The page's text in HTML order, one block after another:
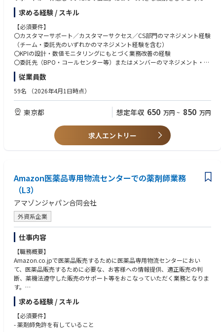
・役員宛郵便物の開封、展開
・手土産品、役員指定本の購入
・お礼状及び案内状の作成、出状
・役員車の運行管理（送迎時間の管理、運転手との調整）
・備品管理など
います。
実際に欧米のペット領域特化ECモールであるChewyは、愛犬・愛猫・お客
さまに寄り添ったカスタマーサポートを武器に、圧倒的な規模と利便性を
もつAmazonが強い市場の中で、創業8年でニューヨーク証券取引所に上
場を果たしました。
主さまと愛犬・愛猫にもっとも近い場所で「寄り添う」ことを大切にした
カスタマーサポートを心がけています。
■お客さまとの距離の近さ： お問い合わせ対応だけでなく、購入前のご相
談、一緒に暮らすワンちゃん・ネコちゃんの体調相談、「今日はうちの子
る犬友のような存在」を目指しています。
■多様なチャネルでの寄り添い： 電話・メール・チャットなど複数チャネ
スをお止めになる際には、お悔やみの言葉とともにお供えのお花（ソープ
フラワー）をお贈りし、「虹の橋登録」を行っています。一件ずつ、大切
に続けている当社らしい取り組みです。
■VOC（顧客の声）の起点： お客さまとペットにもっとも長く近く接する
部署として、対話から得た声を、数字だけでは捉えきれないインサイトと
して全社へ還元しています。
【業務内容】
CS部門を統括し、お客さまお一人おひとりの体験価値を高め、長くご愛顧
いただける関係づくりをリードいただく役割です。将来的にはCS部長への
就任を前提としたポジションです。
■CS部門のマネジメント： 社内CS部門の自社雇用メンバー（正社員・今
後採用予定のアルバイト等）と、委託先（BPO／コールセンター）の双方
のマネジメント・育成・品質向上、応答率・お客さま満足度・AHT（平均
処理時間）・対応効率などのKPI設計と運用
■オペレーションのAI変革： 生成AI（Claude等）を活用したお問い合わせ
対応・後処理・研修・レポーティングの自動化／高度化。お問い合わせが
求める経験 / スキル
【必須要件】
〇カスタマーサポート／カスタマーサクセス／CS部門のマネジメント経験
（チーム・委託先のいずれかのマネジメント経験を含む）
〇KPIの設計・数値モニタリングにもとづく業務改善の経験
〇委託先（BPO・コールセンター等）またはメンバーのマネジメント・育
成経験
〇部門を横断した合意形成・巻き込みの経験（当社はサプライチェーンが
長く、部門間連携が必須です）
向きな方
〇サブスクリプション／D2C／EC事業におけるCS・CRM・CXの経験
〇複数チャネル（自社EC・店頭など）が混在する顧客対応の設計・運用経
〇ブランドの世界観を体現する接客／お客さま体験を、理念から日常のコ
ミュニケーションまで一貫して設計・浸透させた経験
〇生成AI・自動化ツールを用いた業務プロセスの再設計・仕組み化の経験
〇経営会議・部門長会などでのレポーティング／事業数値を用いた説明経
験
〇ペットフード・食品・ヘルスケアなど、購入する人と実際に使う人が異
なる商材のお客さま対応経験
〇業務・プライベートを問わず日常的に生成AIを活用し、生産性・クリエ
イティビティ向上を実践されている方
【求める人物像】
〇お客さま体験に誠実に向き合いつつ、事業・数字の視点で意思決定でき
る方
り変えていくことに面白さを感じる方
〇当社のミッションに共感し、当事者意識を持って組織を前に進められる
方
従業員数
59名 （2026年4月1日時点）
東京都 想定年収 650 万円 ~ 850 万円
求人エントリー
Amazon医薬品専用物流センターでの薬剤師業務
（L3）
アマゾンジャパン合同会社
外資系企業
仕事内容
【職務概要】
Amazon.co.jpで医薬品販売するために医薬品専用物流センターにおい
て、医薬品販売するために必要な、お客様への情報提供、適正販売の判
断、薬機法遵守した販売のサポート等をおこなっていただく業務となりま
す。
特に医薬品に関するプロジェクトにおいて、医薬品販売に関わる薬剤師業
務となります。主にウェブサイトを通じてお客様が医薬品を購入する際
に、適正販売の判断を中心に担当していただきます。
求める経験 / スキル
【必須要件】
- 薬剤師免許を有していること